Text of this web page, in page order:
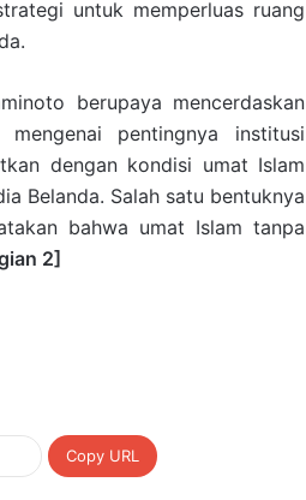
untuk memperluas ruang
berupaya mencerdaskan
pentingnya institusi
dengan kondisi umat Islam
Belanda. Salah satu bentuknya
bahwa umat Islam tanpa
2]
Copy URL